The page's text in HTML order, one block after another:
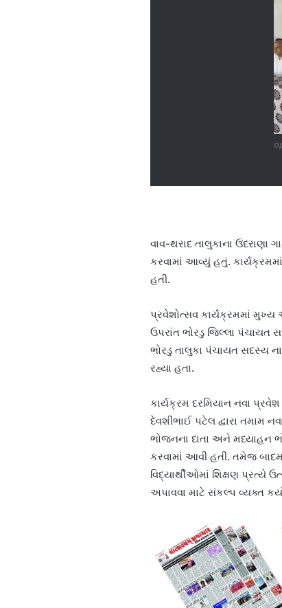
વાવ-થરાદ તાલુકાના
કરવામાં આવ્યું હતું.
હતી.
પ્રવેશોત્સવ કાર્યક્રમમાં મુખ્ય
ઉપરાંત ભોરડુ જિલ્લા
ભોરડુ તાલુકા પંચાયત સદસ્ય
રહ્યા હતા.
કાર્યક્રમ દરમિયાન નવા
દેવશીભાઈ પટેલ દ્વારા તમામ
ભોજનના દાતા અને મધ્યાહન
કરવામાં આવી હતી. તમેજ
વિદ્યાર્થીઓમાં શિક્ષણ પ્રત્યે
અપાવવા માટે સંકલ્પ વ્યક્ત